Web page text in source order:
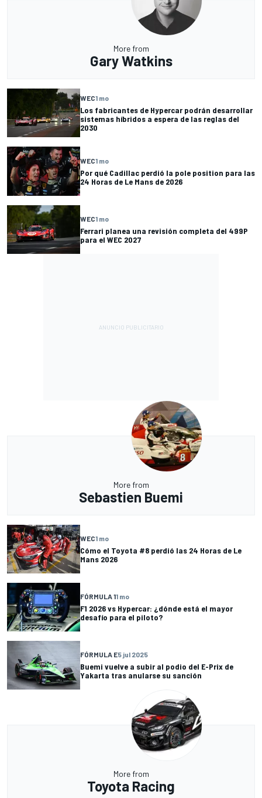
More from
Gary Watkins
WEC1 mo
Los fabricantes de Hypercar podrán desarrollar
sistemas híbridos a espera de las reglas del
2030
WEC1 mo
Por qué Cadillac perdió la pole position para las
24 Horas de Le Mans de 2026
WEC1 mo
Ferrari planea una revisión completa del 499P
para el WEC 2027
More from
Sebastien Buemi
WEC1 mo
Cómo el Toyota #8 perdió las 24 Horas de Le
Mans 2026
FÓRMULA 11 mo
F1 2026 vs Hypercar: ¿dónde está el mayor
desafío para el piloto?
FÓRMULA E5 jul 2025
Buemi vuelve a subir al podio del E-Prix de
Yakarta tras anularse su sanción
More from
Toyota Racing